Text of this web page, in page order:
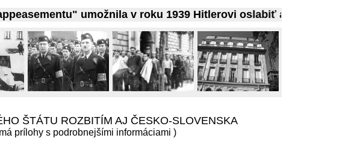
umožnila v roku 1939 Hitlerovi oslabiť a rozbiť ČSR
ŠTÁTU ROZBITÍM AJ ČESKO-SLOVENSKA
prílohy s podrobnejšími informáciami )